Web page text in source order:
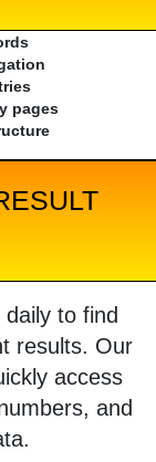
pages
to find
results. Our
access
and